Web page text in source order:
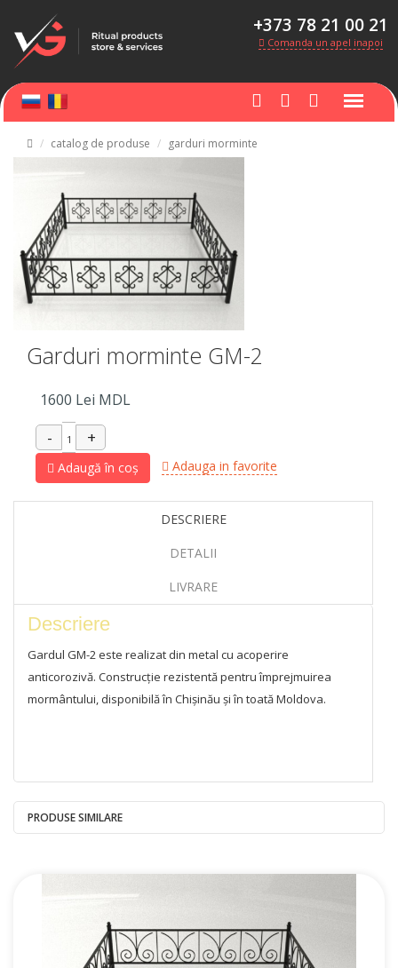
+373 78 21 00 21
Comanda un apel inapoi
catalog de produse garduri morminte
Garduri morminte GM-2
1600 Lei MDL
Adaugă în coș Adauga in favorite
DESCRIERE
DETALII
LIVRARE
Descriere
Gardul GM-2 este realizat din metal cu acoperire
anticorozivă. Construcție rezistentă pentru împrejmuirea
mormântului, disponibilă în Chișinău și în toată Moldova.
PRODUSE SIMILARE